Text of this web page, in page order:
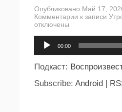
Опубликовано Май 17,
Комментарии к записи
отключены
00:00
Подкаст:
Subscribe: Android |